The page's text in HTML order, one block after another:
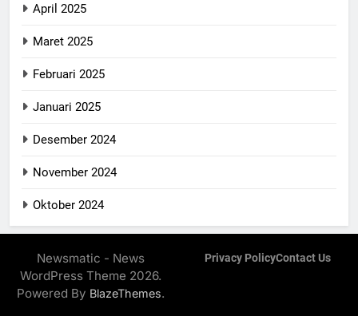
April 2025
Maret 2025
Februari 2025
Januari 2025
Desember 2024
November 2024
Oktober 2024
Newsmatic - News
WordPress Theme 2026.
Powered By BlazeThemes.
Privacy PolicyContact Us